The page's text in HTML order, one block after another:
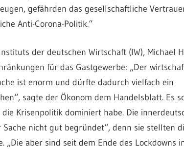
gefährden das gesellschaftliche
Anti-Corona-Politik.“
der deutschen Wirtschaft (IW), Michael
für das Gastgewerbe: „Der
ist enorm und dürfte dadurch vielfach ein
sagte der Ökonom dem Handelsblatt. Es
Krisenpolitik dominiert habe. Die
nicht gut begründet“, denn sie stellten
„Die aber sind seit dem Ende des Lockdowns